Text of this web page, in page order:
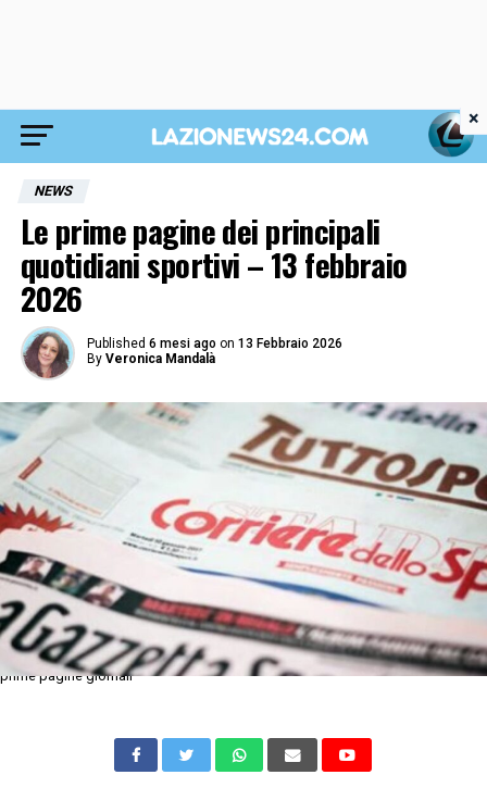
NEWS
Le prime pagine dei principali
quotidiani sportivi – 13 febbraio
2026
Published 6 mesi ago on 13 Febbraio 2026
By Veronica Mandalà
prime pagine giornali
×